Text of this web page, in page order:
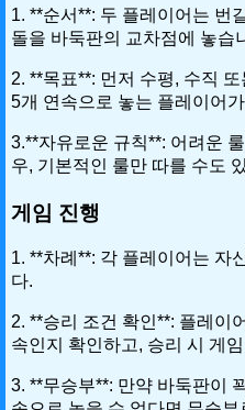
1. **순서**: 두 플레이어는 번
돌을 바둑판의 교차점에 놓습
2. **목표**: 먼저 수평, 수직
5개 연속으로 놓는 플레이어
3.**자유로운 규칙**: 어려운
우, 기본적인 룰만 따를 수도
게임 진행
1. **차례**: 각 플레이어는 자
다.
2. **승리 조건 확인**: 플레이
속인지 확인하고, 승리 시 게
3. **무승부**: 만약 바둑판이